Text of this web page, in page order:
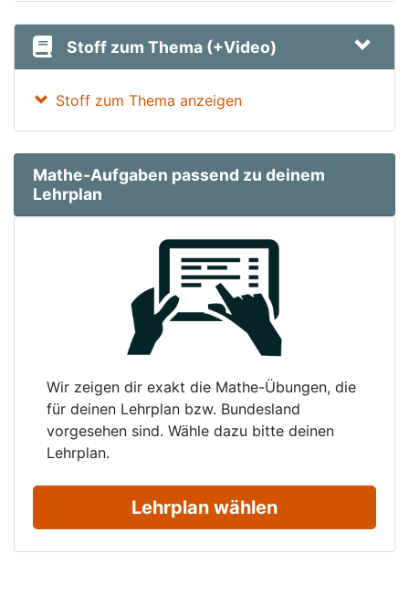
Stoff zum Thema (+Video)
Stoff zum Thema anzeigen
Mathe-Aufgaben passend zu deinem
Lehrplan
Wir zeigen dir exakt die Mathe-Übungen, die
für deinen Lehrplan bzw. Bundesland
vorgesehen sind. Wähle dazu bitte deinen
Lehrplan.
Lehrplan wählen